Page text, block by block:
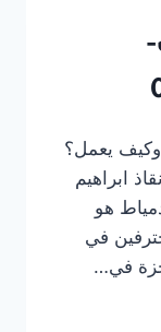
يعمل؟
ابراهيم
هو
في
في…